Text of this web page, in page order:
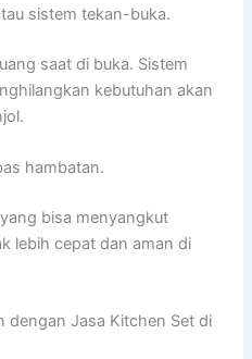
sistem tekan-buka.
saat di buka. Sistem
kebutuhan akan
hambatan.
bisa menyangkut
lebih cepat dan aman di
dengan Jasa Kitchen Set di